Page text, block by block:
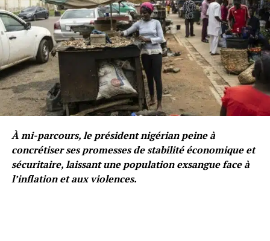
À mi-parcours, le président nigérian peine à
concrétiser ses promesses de stabilité économique et
sécuritaire, laissant une population exsangue face à
l’inflation et aux violences.